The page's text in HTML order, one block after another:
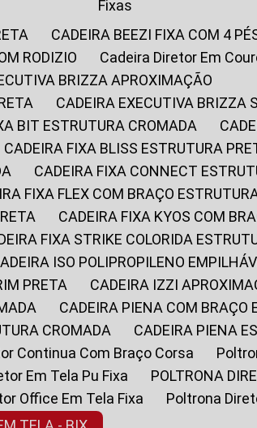
Fixas
CADEIRA BEEZI FIXA COM 4
RODIZIO
Cadeira Diretor Em
BRIZZA APROXIMAÇÃO
CADEIRA EXECUTIVA BRIZZA
BIT ESTRUTURA CROMADA
CADEIRA FIXA BLISS ESTRUTURA
CADEIRA FIXA CONNECT
FIXA FLEX COM BRAÇO
CADEIRA FIXA KYOS COM
FIXA STRIKE COLORIDA
CADEIRA ISO POLIPROPILENO
PRETA
CADEIRA IZZI
CADEIRA PIENA COM
CROMADA
CADEIRA PIENA
Continua Com Braço Corsa
Em Tela Pu Fixa
POLTRONA
Office Em Tela Fixa
Poltrona